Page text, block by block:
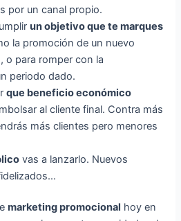
por un canal propio.
un objetivo que te marques
la promoción de un nuevo
o para romper con la
periodo dado.
que beneficio económico
al cliente final. Contra más
más clientes pero menores
vas a lanzarlo. Nuevos
marketing promocional hoy en